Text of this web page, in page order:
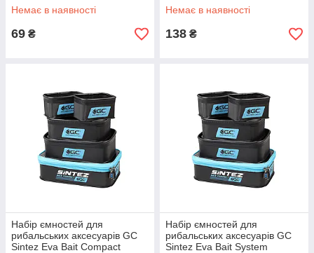
Немає в наявності
69 ₴
Немає в наявності
138 ₴
Набір ємностей для
рибальських аксесуарів GC
Sintez Eva Bait Compact
Набір ємностей для
рибальських аксесуарів GC
Sintez Eva Bait System